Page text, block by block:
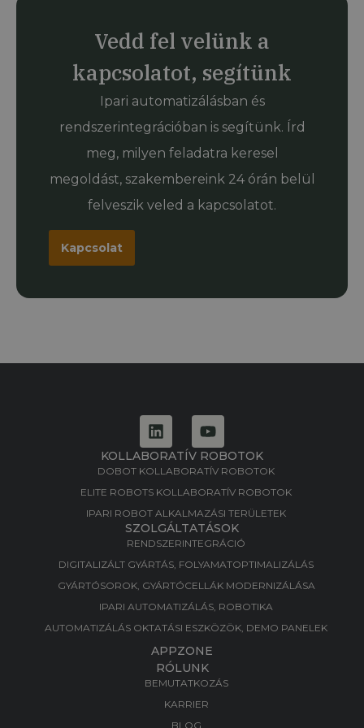
Vedd fel velünk a
kapcsolatot, segítünk
Ipari automatizálásban és
rendszerintegrációban is segítünk. Írd
meg, milyen feladatra keresel
megoldást, szakembereink 24 órán belül
felveszik veled a kapcsolatot.
Kapcsolat
KOLLABORATÍV ROBOTOK
DOBOT KOLLABORATÍV ROBOTOK
ELITE ROBOTS KOLLABORATÍV ROBOTOK
IPARI ROBOT ALKALMAZÁSI TERÜLETEK
SZOLGÁLTATÁSOK
RENDSZERINTEGRÁCIÓ
DIGITALIZÁLT GYÁRTÁS, FOLYAMATOPTIMALIZÁLÁS​
GYÁRTÓSOROK, GYÁRTÓCELLÁK MODERNIZÁLÁSA​
IPARI AUTOMATIZÁLÁS, ROBOTIKA​
AUTOMATIZÁLÁS OKTATÁSI ESZKÖZÖK, DEMO PANELEK​
APPZONE
RÓLUNK
BEMUTATKOZÁS
KARRIER
BLOG